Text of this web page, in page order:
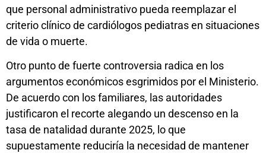
que personal administrativo pueda reemplazar el
criterio clínico de cardiólogos pediatras en situaciones
de vida o muerte.
Otro punto de fuerte controversia radica en los
argumentos económicos esgrimidos por el Ministerio.
De acuerdo con los familiares, las autoridades
justificaron el recorte alegando un descenso en la
tasa de natalidad durante 2025, lo que
supuestamente reduciría la necesidad de mantener